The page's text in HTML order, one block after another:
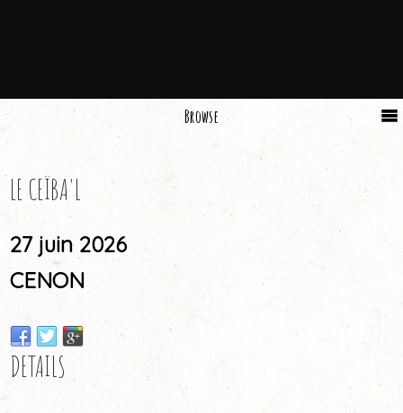
Browse
LE CEÏBA'L
27 juin 2026
CENON
DETAILS